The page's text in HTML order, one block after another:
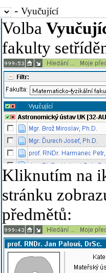
- Vyučující
Volba
fakulty
Kliknutím na
stránku
předmětů: